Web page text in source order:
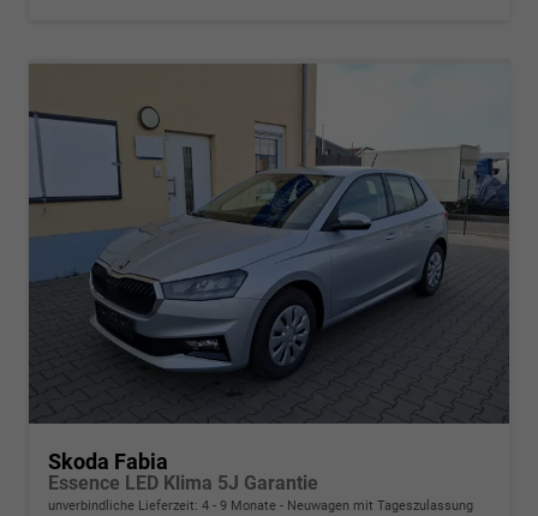
Skoda Fabia
Essence LED Klima 5J Garantie
unverbindliche Lieferzeit: 4 - 9 Monate Neuwagen mit Tageszulassung